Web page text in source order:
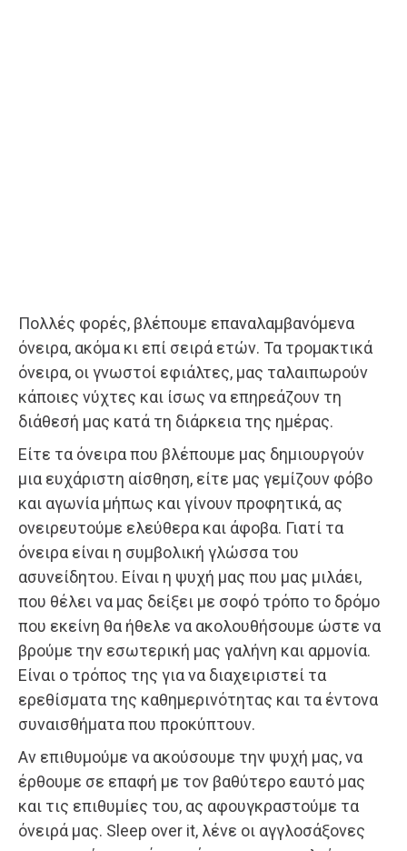
Πολλές φορές, βλέπουμε επαναλαμβανόμενα
όνειρα, ακόμα κι επί σειρά ετών. Τα τρομακτικά
όνειρα, οι γνωστοί εφιάλτες, μας ταλαιπωρούν
κάποιες νύχτες και ίσως να επηρεάζουν τη
διάθεσή μας κατά τη διάρκεια της ημέρας.
Είτε τα όνειρα που βλέπουμε μας δημιουργούν
μια ευχάριστη αίσθηση, είτε μας γεμίζουν φόβο
και αγωνία μήπως και γίνουν προφητικά, ας
ονειρευτούμε ελεύθερα και άφοβα. Γιατί τα
όνειρα είναι η συμβολική γλώσσα του
ασυνείδητου. Είναι η ψυχή μας που μας μιλάει,
που θέλει να μας δείξει με σοφό τρόπο το δρόμο
που εκείνη θα ήθελε να ακολουθήσουμε ώστε να
βρούμε την εσωτερική μας γαλήνη και αρμονία.
Είναι ο τρόπος της για να διαχειριστεί τα
ερεθίσματα της καθημερινότητας και τα έντονα
συναισθήματα που προκύπτουν.
Αν επιθυμούμε να ακούσουμε την ψυχή μας, να
έρθουμε σε επαφή με τον βαθύτερο εαυτό μας
και τις επιθυμίες του, ας αφουγκραστούμε τα
όνειρά μας. Sleep over it, λένε οι αγγλοσάξονες